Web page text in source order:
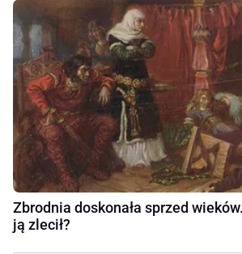
Zbrodnia doskonała sprzed
ją zlecił?